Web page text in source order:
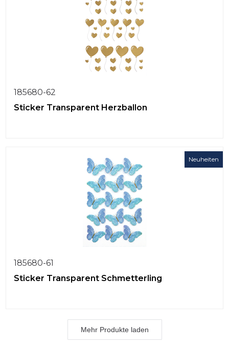
185680-62
Sticker Transparent Herzballon
Neuheiten
185680-61
Sticker Transparent Schmetterling
Mehr Produkte laden